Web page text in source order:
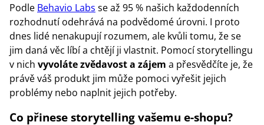
Podle Behavio Labs se až 95 % našich každodenních
rozhodnutí odehrává na podvědomé úrovni. I proto
dnes lidé nenakupují rozumem, ale kvůli tomu, že se
jim daná věc líbí a chtějí ji vlastnit. Pomocí storytellingu
v nich vyvoláte zvědavost a zájem a přesvědčíte je, že
právě váš produkt jim může pomoci vyřešit jejich
problémy nebo naplnit jejich potřeby.
Co přinese storytelling vašemu e-shopu?